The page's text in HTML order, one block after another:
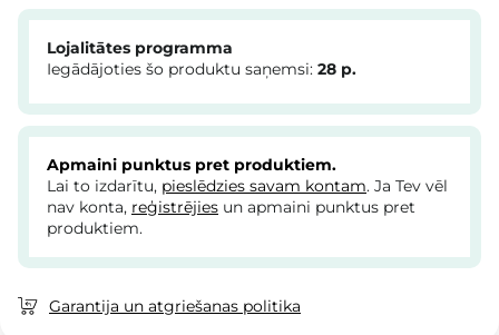
Lojalitātes programma
Iegādājoties šo produktu saņemsi: 28 p.
Apmaini punktus pret produktiem.
Lai to izdarītu, pieslēdzies savam kontam. Ja Tev vēl
nav konta, reģistrējies un apmaini punktus pret
produktiem.
Garantija un atgriešanas politika